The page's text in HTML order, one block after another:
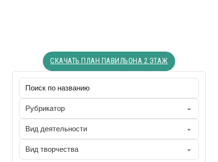
СКАЧАТЬ ПЛАН ПАВИЛЬОНА 2 ЭТАЖ